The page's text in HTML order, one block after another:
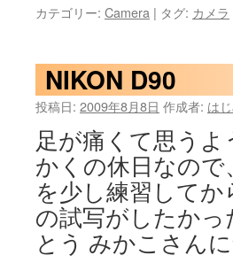
カテゴリー: Camera | タグ: カメラ
NIKON D90
投稿日: 2009年8月8日 作成者: は
足が痛くて思う
かくの休日なの
を少し練習して
の試写がしたか
とう みかこさん